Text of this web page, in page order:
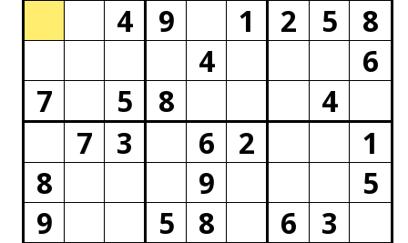
4 9 1 2 5
8
4
6
7
5 8
4
7
3 6 2
1
8
9
5
9
5 8 6
3